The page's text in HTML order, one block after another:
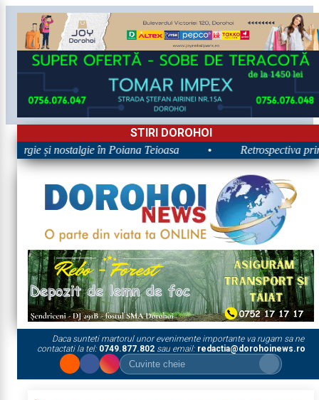
STIRI DOROHOI
și nostalgie în Poiana Teioasa Retrospectiva
Daca sunteti martorul unor evenimente importante va rugam sa ne
contactati la tel: 0749.877.802sau email: redactia@dorohoinews.ro